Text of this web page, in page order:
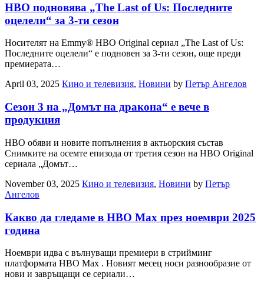
HBO подновява „The Last of Us: Последните
оцелели“ за 3-ти сезон
Носителят на Emmy® HBO Original сериал „The Last of Us:
Последните оцелели“ е подновен за 3-ти сезон, още преди
премиерата…
April 03, 2025 Кино и телевизия, Новини by Петър Ангелов
Сезон 3 на „Домът на дракона“ е вече в
продукция
HBO обяви и новите попълнения в актьорския състав
Снимките на осемте епизода от третия сезон на HBO Original
сериала „Домът…
November 03, 2025 Кино и телевизия, Новини by Петър
Ангелов
Какво да гледаме в HBO Max през ноември 2025
година
Ноември идва с вълнуващи премиери в стрийминг
платформата HBO Max . Новият месец носи разнообразие от
нови и завръщащи се сериали…